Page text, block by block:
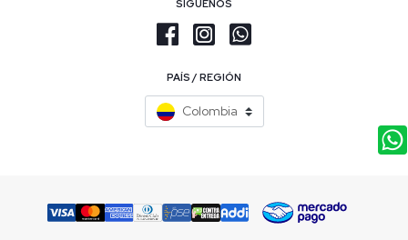
SIGUENOS
PAÍS / REGIÓN
Colombia